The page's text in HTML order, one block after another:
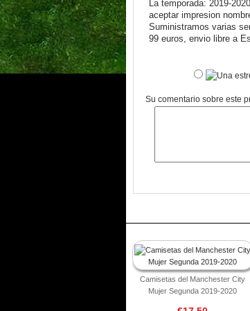
La temporada: 2019-2020
aceptar impresion
Suministramos varias
99 euros, envio libre a
Su comentario sobre este
Camisetas del Manchester City
Mujer Segunda 2019-2020